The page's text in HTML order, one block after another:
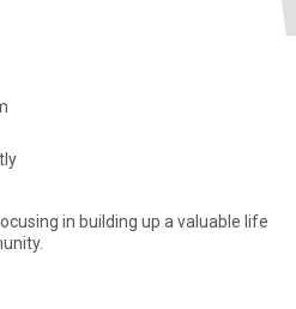
in building up a valuable life